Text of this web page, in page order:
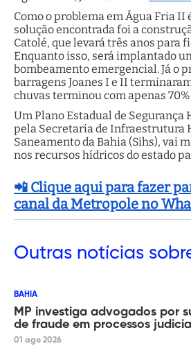
Como o problema em Água Fria II
solução encontrada foi a
Catolé, que levará três anos para
Enquanto isso, será implantado
bombeamento emergencial. Já o
barragens Joanes I e II
chuvas terminou com apenas
Um Plano Estadual de
pela Secretaria de Infraestrutura
Saneamento da Bahia (Sihs), vai
nos recursos hídricos do estado
📲 Clique aqui para fazer
canal da Metropole no
Outras notícias
BAHIA
MP investiga advogados por
de fraude em processos
01 ago 2026